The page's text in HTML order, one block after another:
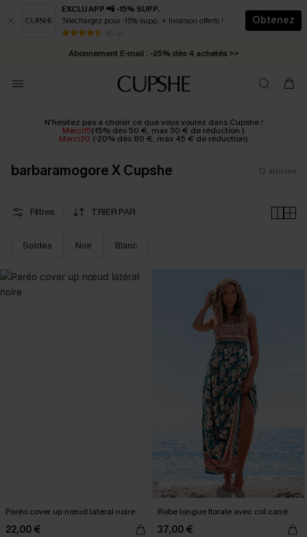
EXCLU APP 📲 -15% SUPP.
Téléchargez pour -15% supp. + livraison offerts !
50 k+
Obtenez
* Livraison éclair 2-3 jours ouvrés >>
Abonnement E-mail : -25% dès 4 achetés >>
N'hésitez pas à choisir ce que vous voulez dans Cupshe !
Merci15(-15% dès 50 €, max 30 € de réduction )
Merci20 (-20% dès 80 €, max 45 € de réduction)
barbaramogore X Cupshe 13 articles
Filtres TRIER PAR
Soldes Noir Blanc
Paréo cover up nœud latéral noire
22,00 €
Robe longue florale avec col carré
37,00 €